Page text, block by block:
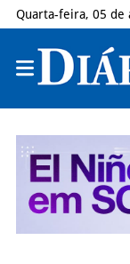
Quarta-feira, 05 de